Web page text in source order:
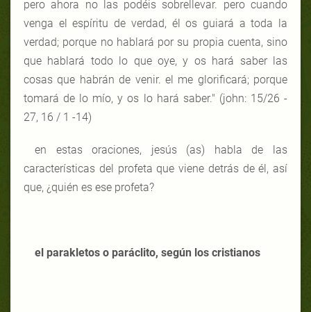
pero ahora no las podéis sobrellevar. pero cuando
venga el espíritu de verdad, él os guiará a toda la
verdad; porque no hablará por su propia cuenta, sino
que hablará todo lo que oye, y os hará saber las
cosas que habrán de venir. el me glorificará; porque
tomará de lo mío, y os lo hará saber." (john: 15/26 -
27, 16 / 1 -14)
en estas oraciones, jesús (as) habla de las
características del profeta que viene detrás de él, así
que, ¿quién es ese profeta?
el parakletos o paráclito, según los cristianos